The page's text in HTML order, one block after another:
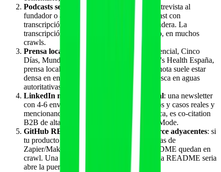
Podcasts sectoriales transcribibles
: una entrevista al
fundador o a la entrenadora jefe en un podcast con
transcripción pública genera co-citation duradera. La
transcripción entra en YouTube y, por reflejo, en muchos
crawls.
Prensa local y vertical
: notas en El Confidencial, Cinco
Días, Mundo Entrenamiento, Vitónica, Men's Health España,
prensa local con sección de empresa. Cada nota suele estar
densa en entidades reconocidas; tu marca pesca en aguas
autoritativas.
LinkedIn newsletters con análisis sectorial: una newsletter
con 4-6 envíos por trimestre, citando estudios y casos reales y
mencionando tu marca con función específica, es co-citation
B2B de alta calidad para Copilot y para AI Mode.
GitHub README y proyectos open source adyacentes: si
tu producto tiene SDK, MCP server, plantillas de
Zapier/Make, plugin para Garmin, las README quedan en
crawl. Una mención bien estructurada en una README seria
abre la puerta a Claude y a Perplexity.